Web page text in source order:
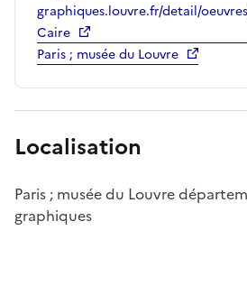
graphiques.louvre.fr/detail/
Caire
Paris ; musée du Louvre
Localisation
Paris ; musée du Louvre
graphiques